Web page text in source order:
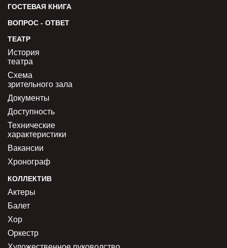
ГОСТЕВАЯ КНИГА
ВОПРОС - ОТВЕТ
ТЕАТР
История
театра
Схема
зрительного зала
Документы
Доступность
Технические
характеристики
Вакансии
Хронограф
КОЛЛЕКТИВ
Актеры
Балет
Хор
Оркестр